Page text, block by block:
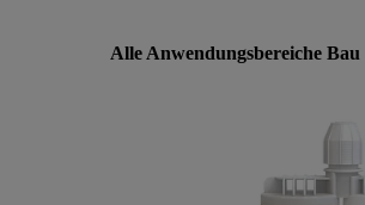
Alle Anwendungsbereiche Bau